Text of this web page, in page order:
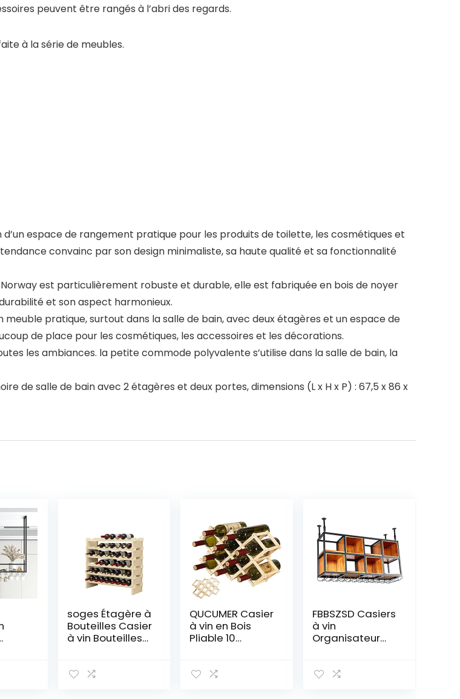
peuvent être rangés à l’abri des regards.
à la série de meubles.
espace de rangement pratique pour les produits de toilette, les cosmétiques et
convainc par son design minimaliste, sa haute qualité et sa fonctionnalité
est particulièrement robuste et durable, elle est fabriquée en bois de noyer
et son aspect harmonieux.
meuble pratique, surtout dans la salle de bain, avec deux étagères et un espace de
de place pour les cosmétiques, les accessoires et les décorations.
les ambiances. la petite commode polyvalente s’utilise dans la salle de bain, la
de salle de bain avec 2 étagères et deux portes, dimensions (L x H x P) : 67,5 x 86 x
soges Étagère à
Bouteilles Casier
à vin Bouteilles
étages pour 48
QUCUMER Casier
à vin en Bois
Pliable 10
Support de vin
FBBSZSD Casiers
à vin
Organisateur
Casier à vin